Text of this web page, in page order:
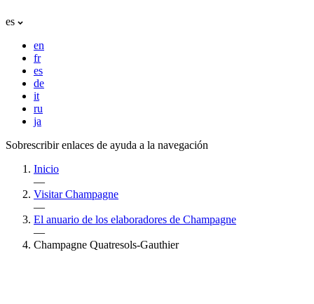
es
en
fr
es
de
it
ru
ja
Sobrescribir enlaces de ayuda a la navegación
Inicio
—
Visitar Champagne
—
El anuario de los elaboradores de Champagne
—
Champagne Quatresols-Gauthier